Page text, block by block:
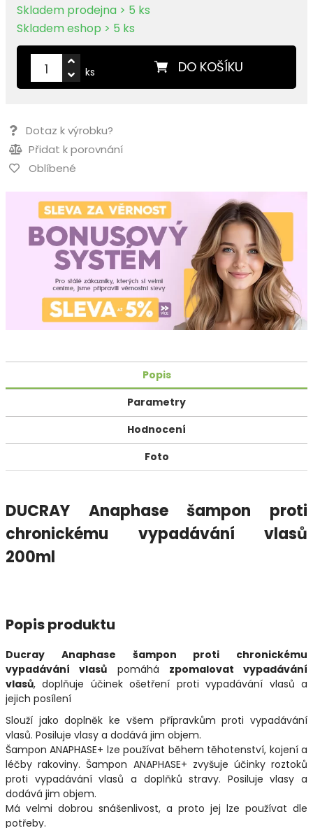
Skladem prodejna > 5 ks
Skladem eshop > 5 ks
DO KOŠÍKU
ks
Dotaz k výrobku?
Přidat k porovnání
Oblíbené
Popis
Parametry
Hodnocení
Foto
DUCRAY Anaphase šampon proti
chronickému vypadávání vlasů
200ml
Popis produktu
Ducray Anaphase šampon proti chronickému
vypadávání vlasů pomáhá zpomalovat vypadávání
vlasů, doplňuje účinek ošetření proti vypadávání vlasů a
jejich posílení
Slouží jako doplněk ke všem přípravkům proti vypadávání
vlasů. Posiluje vlasy a dodává jim objem.
Šampon ANAPHASE+ lze používat během těhotenství, kojení a
léčby rakoviny. Šampon ANAPHASE+ zvyšuje účinky roztoků
proti vypadávání vlasů a doplňků stravy. Posiluje vlasy a
dodává jim objem.
Má velmi dobrou snášenlivost, a proto jej lze používat dle
potřeby.